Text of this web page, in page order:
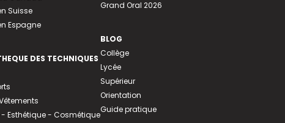
Suisse
Espagne
DES TECHNIQUES
Esthétique - Cosmétique
Grand Oral 2026
BLOG
Collège
Lycée
Supérieur
Orientation
Guide pratique